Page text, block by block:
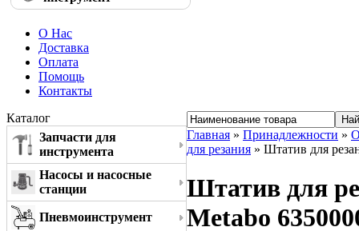
О Нас
Доставка
Оплата
Помощь
Контакты
Каталог
Запчасти для
инструмента
Насосы и насосные
станции
Пневмоинструмент
Главная » Принадлежности »
для резания » Штатив для
Штатив для
Metabo